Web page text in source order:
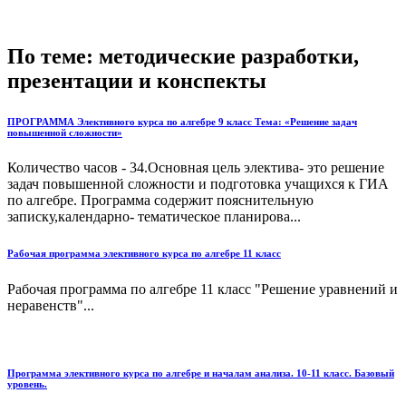
По теме: методические разработки,
презентации и конспекты
ПРОГРАММА Элективного курса по алгебре 9 класс Тема: «Решение задач
повышенной сложности»
Количество часов - 34.Основная цель электива- это решение
задач повышенной сложности и подготовка учащихся к ГИА
по алгебре. Программа содержит пояснительную
записку,календарно- тематическое планирова...
Рабочая программа элективного курса по алгебре 11 класс
Рабочая программа по алгебре 11 класс "Решение уравнений и
неравенств"...
Программа элективного курса по алгебре и началам анализа. 10-11 класс. Базовый
уровень.